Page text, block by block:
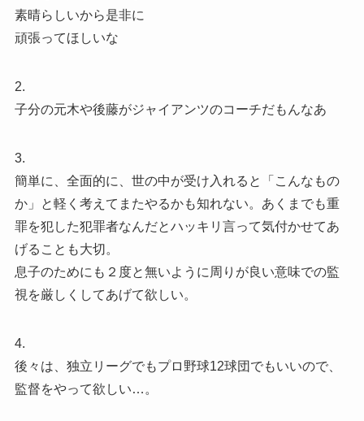
素晴らしいから是非に
頑張ってほしいな
2.
子分の元木や後藤がジャイアンツのコーチだもんなあ
3.
簡単に、全面的に、世の中が受け入れると「こんなもの
か」と軽く考えてまたやるかも知れない。あくまでも重
罪を犯した犯罪者なんだとハッキリ言って気付かせてあ
げることも大切。
息子のためにも２度と無いように周りが良い意味での監
視を厳しくしてあげて欲しい。
4.
後々は、独立リーグでもプロ野球12球団でもいいので、
監督をやって欲しい…。